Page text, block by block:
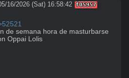
16/2026 (Sat) 16:58:42 f05957
de semana hora de masturbarse
Oppai Lolis